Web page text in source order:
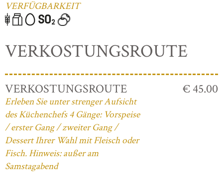
VERFÜGBARKEIT
VERKOSTUNGSROUTE
VERKOSTUNGSROUTE
Erleben Sie unter strenger Aufsicht
des Küchenchefs 4 Gänge: Vorspeise
/ erster Gang / zweiter Gang /
Dessert Ihrer Wahl mit Fleisch oder
Fisch. Hinweis: außer am
Samstagabend
€ 45.00